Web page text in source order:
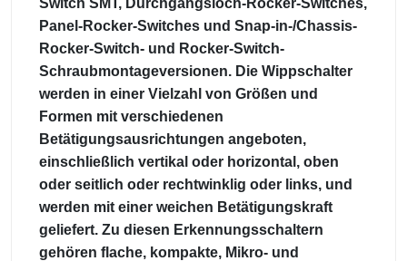
Switch SMT, Durchgangsloch-Rocker-Switches,
Panel-Rocker-Switches und Snap-in-/Chassis-
Rocker-Switch- und Rocker-Switch-
Schraubmontageversionen. Die Wippschalter
werden in einer Vielzahl von Größen und
Formen mit verschiedenen
Betätigungsausrichtungen angeboten,
einschließlich vertikal oder horizontal, oben
oder seitlich oder rechtwinklig oder links, und
werden mit einer weichen Betätigungskraft
geliefert. Zu diesen Erkennungsschaltern
gehören flache, kompakte, Mikro- und